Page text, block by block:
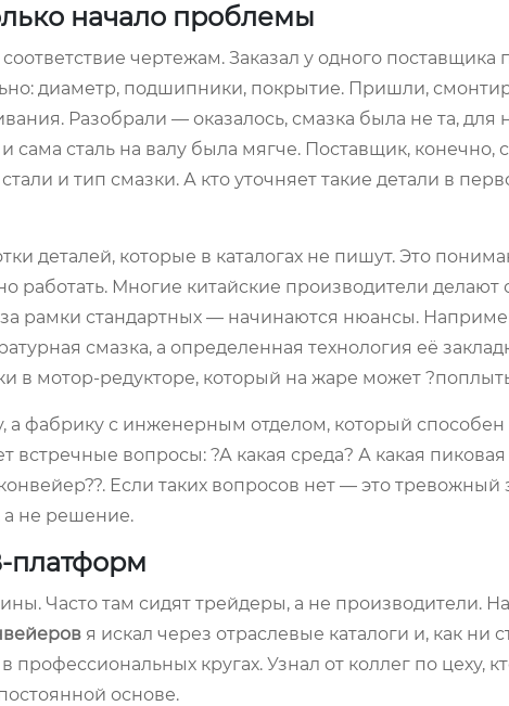
начало проблемы
чертежам. Заказал у одного поставщика
диаметр, подшипники, покрытие. Пришли,
Разобрали — оказалось, смазка была не та, для
сталь на валу была мягче. Поставщик, конечно,
и тип смазки. А кто уточняет такие детали в
деталей, которые в каталогах не пишут. Это
работать. Многие китайские производители делают
рамки стандартных — начинаются нюансы.
смазка, а определенная технология её
в мотор-редукторе, который на жаре может
а фабрику с инженерным отделом, который способен
встречные вопросы: ?А какая среда? А какая пиковая
Если таких вопросов нет — это тревожный
а не решение.
платформ
Часто там сидят трейдеры, а не производители.
я искал через отраслевые каталоги и, как ни
кругах. Узнал от коллег по цеху,
основе.